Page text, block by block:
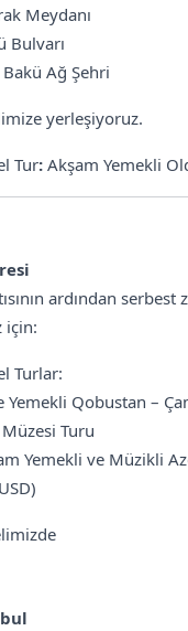
Meydanı
Bulvarı
Bakü Ağ Şehri
yerleşiyoruz.
Tur: Akşam Yemekli
ardından serbest
için:
Turlar:
Yemekli Qobustan –
Müzesi Turu
Yemekli ve Müzikli